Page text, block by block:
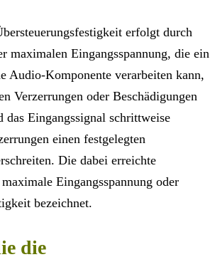
erfolgt durch
maximalen Eingangsspannung, die ein
Audio-Komponente verarbeiten kann,
Verzerrungen oder Beschädigungen
Eingangssignal schrittweise
einen festgelegten
Die dabei erreichte
Eingangsspannung oder
bezeichnet.
die